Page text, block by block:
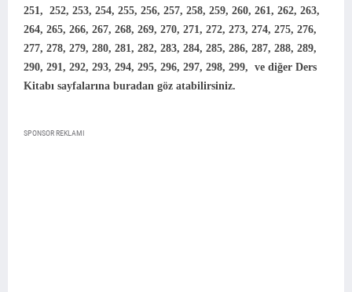
251, 252, 253, 254, 255, 256, 257, 258, 259, 260, 261, 262, 263,
264, 265, 266, 267, 268, 269, 270, 271, 272, 273, 274, 275, 276,
277, 278, 279, 280, 281, 282, 283, 284, 285, 286, 287, 288, 289,
290, 291, 292, 293, 294, 295, 296, 297, 298, 299, ve diğer Ders
Kitabı sayfalarına buradan göz atabilirsiniz.
SPONSOR REKLAMI